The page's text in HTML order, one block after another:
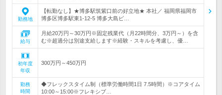
勤務地
【転勤なし】★博多駅筑紫口前の好立地★ 本社／ 福岡県福岡市
博多区博多駅東1-12-5 博多大島ビ…
給与
月給20万円～30万円※固定残業代（月22時間分、3万円～）を含
む※超過分は別途支給します※経験・スキルを考慮し、優…
初年度
年収
300万円～450万円
勤務
時間
◆フレックスタイム制（標準労働時間1日 7.5時間）※コアタイム
10:00～15:00※フレキシブ…